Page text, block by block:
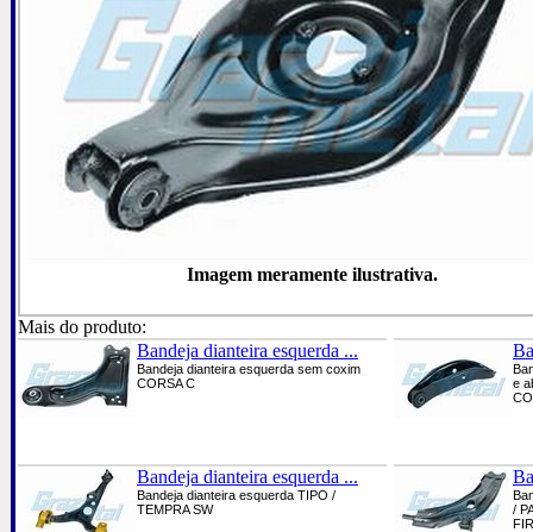
Imagem meramente ilustrativa.
Mais do produto:
Bandeja dianteira esquerda ...
Bandeja dianteira esquerda sem coxim
CORSA C
e
Bandeja dianteira esquerda ...
Bandeja dianteira esquerda TIPO /
TEMPRA SW
/